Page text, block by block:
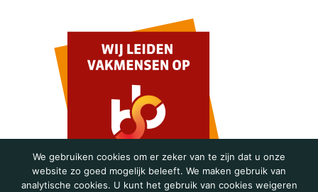
We gebruiken cookies om er zeker van te zijn dat u onze
website zo goed mogelijk beleeft. We maken gebruik van
analytische cookies. U kunt het gebruik van cookies weigeren